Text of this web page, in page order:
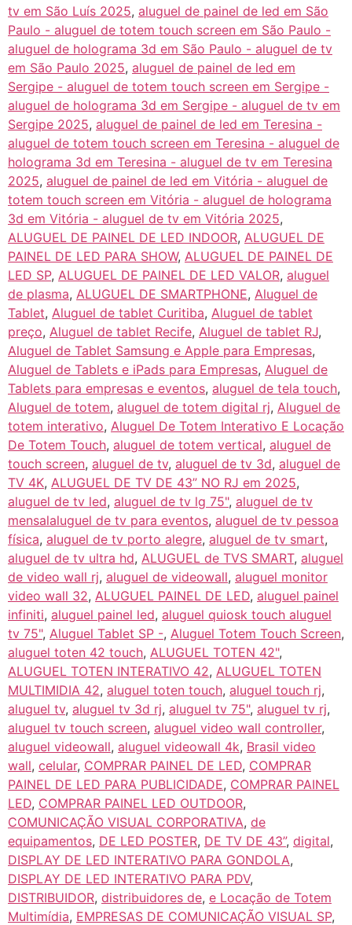
tv em São Luís 2025, aluguel de painel de led em São
Paulo - aluguel de totem touch screen em São Paulo -
aluguel de holograma 3d em São Paulo - aluguel de tv
em São Paulo 2025, aluguel de painel de led em
Sergipe - aluguel de totem touch screen em Sergipe -
aluguel de holograma 3d em Sergipe - aluguel de tv em
Sergipe 2025, aluguel de painel de led em Teresina -
aluguel de totem touch screen em Teresina - aluguel de
holograma 3d em Teresina - aluguel de tv em Teresina
2025, aluguel de painel de led em Vitória - aluguel de
totem touch screen em Vitória - aluguel de holograma
3d em Vitória - aluguel de tv em Vitória 2025,
ALUGUEL DE PAINEL DE LED INDOOR, ALUGUEL DE
PAINEL DE LED PARA SHOW, ALUGUEL DE PAINEL DE
LED SP, ALUGUEL DE PAINEL DE LED VALOR, aluguel
de plasma, ALUGUEL DE SMARTPHONE, Aluguel de
Tablet, Aluguel de tablet Curitiba, Aluguel de tablet
preço, Aluguel de tablet Recife, Aluguel de tablet RJ,
Aluguel de Tablet Samsung e Apple para Empresas,
Aluguel de Tablets e iPads para Empresas, Aluguel de
Tablets para empresas e eventos, aluguel de tela touch,
Aluguel de totem, aluguel de totem digital rj, Aluguel de
totem interativo, Aluguel De Totem Interativo E Locação
De Totem Touch, aluguel de totem vertical, aluguel de
touch screen, aluguel de tv, aluguel de tv 3d, aluguel de
TV 4K, ALUGUEL DE TV DE 43” NO RJ em 2025,
aluguel de tv led, aluguel de tv lg 75", aluguel de tv
mensalaluguel de tv para eventos, aluguel de tv pessoa
física, aluguel de tv porto alegre, aluguel de tv smart,
aluguel de tv ultra hd, ALUGUEL de TVS SMART, aluguel
de video wall rj, aluguel de videowall, aluguel monitor
video wall 32, ALUGUEL PAINEL DE LED, aluguel painel
infiniti, aluguel painel led, aluguel quiosk touch aluguel
tv 75", Aluguel Tablet SP -, Aluguel Totem Touch Screen,
aluguel toten 42 touch, ALUGUEL TOTEN 42",
ALUGUEL TOTEN INTERATIVO 42, ALUGUEL TOTEN
MULTIMIDIA 42, aluguel toten touch, aluguel touch rj,
aluguel tv, aluguel tv 3d rj, aluguel tv 75", aluguel tv rj,
aluguel tv touch screen, aluguel video wall controller,
aluguel videowall, aluguel videowall 4k, Brasil video
wall, celular, COMPRAR PAINEL DE LED, COMPRAR
PAINEL DE LED PARA PUBLICIDADE, COMPRAR PAINEL
LED, COMPRAR PAINEL LED OUTDOOR,
COMUNICAÇÃO VISUAL CORPORATIVA, de
equipamentos, DE LED POSTER, DE TV DE 43”, digital,
DISPLAY DE LED INTERATIVO PARA GONDOLA,
DISPLAY DE LED INTERATIVO PARA PDV,
DISTRIBUIDOR, distribuidores de, e Locação de Totem
Multimídia, EMPRESAS DE COMUNICAÇÃO VISUAL SP,